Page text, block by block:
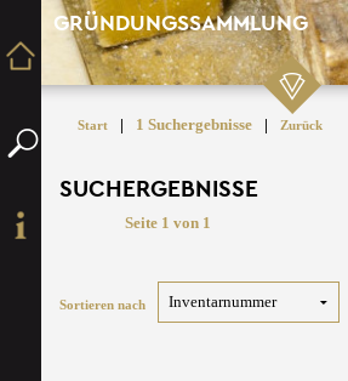
GRÜNDUNGSSAMMLUNG
Start | 1 Suchergebnisse | Zurück
SUCHERGEBNISSE
Seite 1 von 1
Sortieren nach